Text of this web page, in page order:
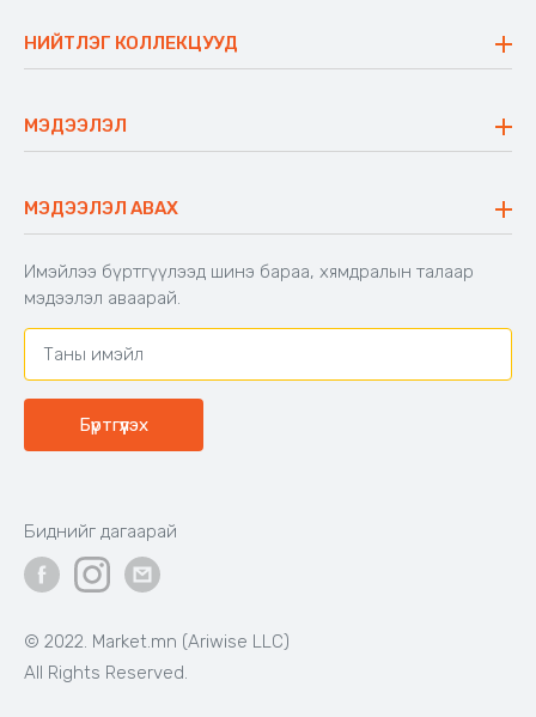
Үнэт зүйлс
Ажлын байр
Блог
НИЙТЛЭГ КОЛЛЕКЦУУД
Сүүдрэвч
Аяны ширээ
Аяны түшлэгтэй сандал
МЭДЭЭЛЭЛ
Буцаалтын журам
Захиалга шалгах
Хамтран ажиллах
Холбоо барих
МЭДЭЭЛЭЛ АВАХ
Имэйлээ бүртгүүлээд шинэ бараа, хямдралын талаар
мэдээлэл аваарай.
Бүртгүүлэх
© 2022. Market.mn (Ariwise LLC)
All Rights Reserved.
Биднийг дагаарай